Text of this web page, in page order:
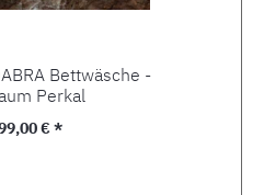
Bettwäsche -
Perkal
Preis:
€ *